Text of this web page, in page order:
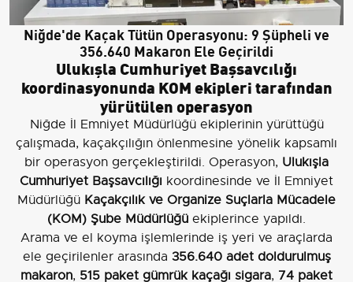
Niğde'de Kaçak Tütün Operasyonu: 9 Şüpheli ve
356.640 Makaron Ele Geçirildi
Ulukışla Cumhuriyet Başsavcılığı
koordinasyonunda KOM ekipleri tarafından
yürütülen operasyon
Niğde İl Emniyet Müdürlüğü ekiplerinin yürüttüğü
çalışmada, kaçakçılığın önlenmesine yönelik kapsamlı
bir operasyon gerçekleştirildi. Operasyon, Ulukışla
Cumhuriyet Başsavcılığı koordinesinde ve İl Emniyet
Müdürlüğü Kaçakçılık ve Organize Suçlarla Mücadele
(KOM) Şube Müdürlüğü ekiplerince yapıldı.
Arama ve el koyma işlemlerinde iş yeri ve araçlarda
ele geçirilenler arasında 356.640 adet doldurulmuş
makaron, 515 paket gümrük kaçağı sigara, 74 paket